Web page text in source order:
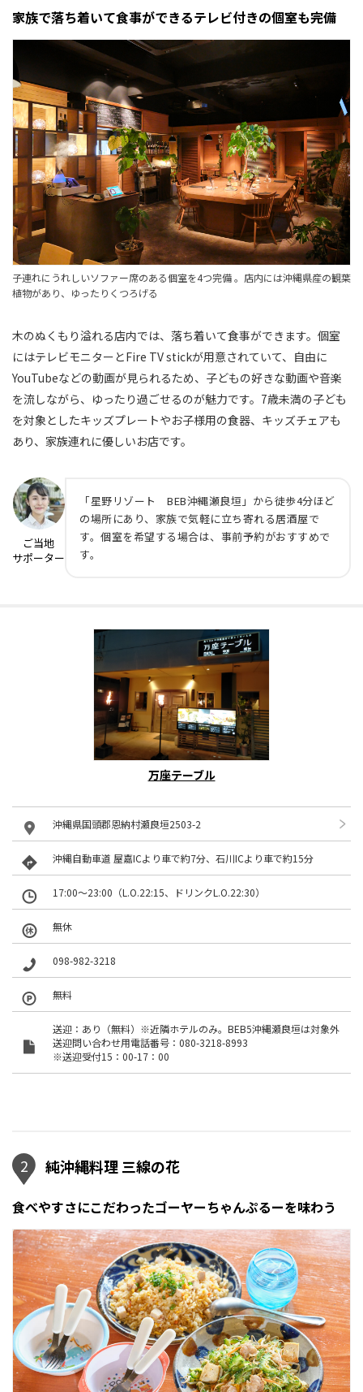
家族で落ち着いて食事ができるテレビ付きの個室も完備
子連れにうれしいソファー席のある個室を4つ完備 。店内には沖縄県産の観葉
植物があり、ゆったりくつろげる
木のぬくもり溢れる店内では、落ち着いて食事ができます。個室
にはテレビモニターとFire TV stickが用意されていて、自由に
YouTubeなどの動画が見られるため、子どもの好きな動画や音楽
を流しながら、ゆったり過ごせるのが魅力です。7歳未満の子ども
を対象としたキッズプレートやお子様用の食器、キッズチェアも
あり、家族連れに優しいお店です。
ご当地
サポーター
「星野リゾート BEB沖縄瀬良垣」から徒歩4分ほど
の場所にあり、家族で気軽に立ち寄れる居酒屋で
す。個室を希望する場合は、事前予約がおすすめで
す。
万座テーブル
沖縄県国頭郡恩納村瀬良垣2503-2
沖縄自動車道 屋嘉ICより車で約7分、石川ICより車で約15分
17:00～23:00（L.O.22:15、ドリンクL.O.22:30）
無休
098-982-3218
無料
送迎：あり（無料）※近隣ホテルのみ。BEB5沖縄瀬良垣は対象外
送迎問い合わせ用電話番号：080-3218-8993
※送迎受付15：00-17：00
2 純沖縄料理 三線の花
食べやすさにこだわったゴーヤーちゃんぷるーを味わう